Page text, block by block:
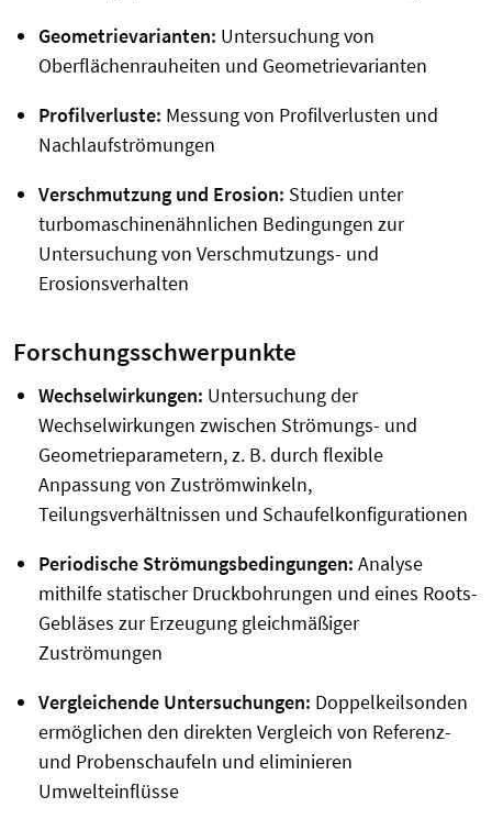
Geometrievarianten: Untersuchung von
Oberflächenrauheiten und Geometrievarianten
Profilverluste: Messung von Profilverlusten und
Nachlaufströmungen
Verschmutzung und Erosion: Studien unter
turbomaschinenähnlichen Bedingungen zur
Untersuchung von Verschmutzungs- und
Erosionsverhalten
Forschungsschwerpunkte
Wechselwirkungen: Untersuchung der
Wechselwirkungen zwischen Strömungs- und
Geometrieparametern, z. B. durch flexible
Anpassung von Zuströmwinkeln,
Teilungsverhältnissen und Schaufelkonfigurationen
Periodische Strömungsbedingungen: Analyse
mithilfe statischer Druckbohrungen und eines Roots-
Gebläses zur Erzeugung gleichmäßiger
Zuströmungen
Vergleichende Untersuchungen: Doppelkeilsonden
ermöglichen den direkten Vergleich von Referenz-
und Probenschaufeln und eliminieren
Umwelteinflüsse